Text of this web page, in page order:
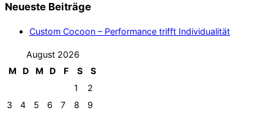
Neueste Beiträge
Custom Cocoon – Performance trifft Individualität
August 2026
M
D M D F S
S
1
2
3
4 5 6 7 8
9